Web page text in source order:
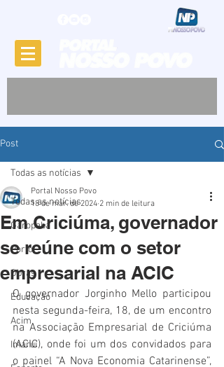
Post
Todas as notícias
Garopaba
Porto
Obras
Educação
Acim
Imaruí
Todas as notícias
Em Criciúma, governador
se reúne com o setor
empresarial na ACIC
Portal Nosso Povo
18 de mar. de 2024 2 min de leitura
O governador Jorginho Mello participou
nesta segunda-feira, 18, de um encontro
na Associação Empresarial de Criciúma
(ACIC), onde foi um dos convidados para
o painel “A Nova Economia Catarinense”,